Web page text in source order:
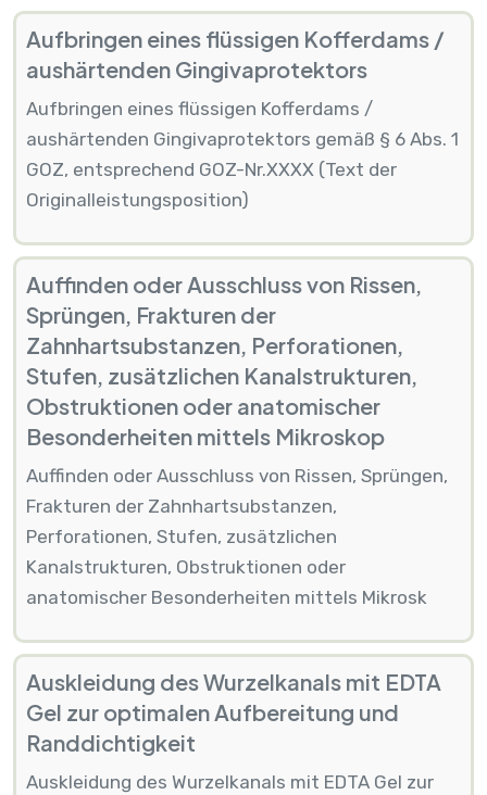
Aufbringen eines flüssigen Kofferdams /
aushärtenden Gingivaprotektors
Aufbringen eines flüssigen Kofferdams /
aushärtenden Gingivaprotektors gemäß § 6 Abs. 1
GOZ, entsprechend GOZ-Nr.XXXX (Text der
Originalleistungsposition)
Auffinden oder Ausschluss von Rissen,
Sprüngen, Frakturen der
Zahnhartsubstanzen, Perforationen,
Stufen, zusätzlichen Kanalstrukturen,
Obstruktionen oder anatomischer
Besonderheiten mittels Mikroskop
Auffinden oder Ausschluss von Rissen, Sprüngen,
Frakturen der Zahnhartsubstanzen,
Perforationen, Stufen, zusätzlichen
Kanalstrukturen, Obstruktionen oder
anatomischer Besonderheiten mittels Mikrosk
Auskleidung des Wurzelkanals mit EDTA
Gel zur optimalen Aufbereitung und
Randdichtigkeit
Auskleidung des Wurzelkanals mit EDTA Gel zur